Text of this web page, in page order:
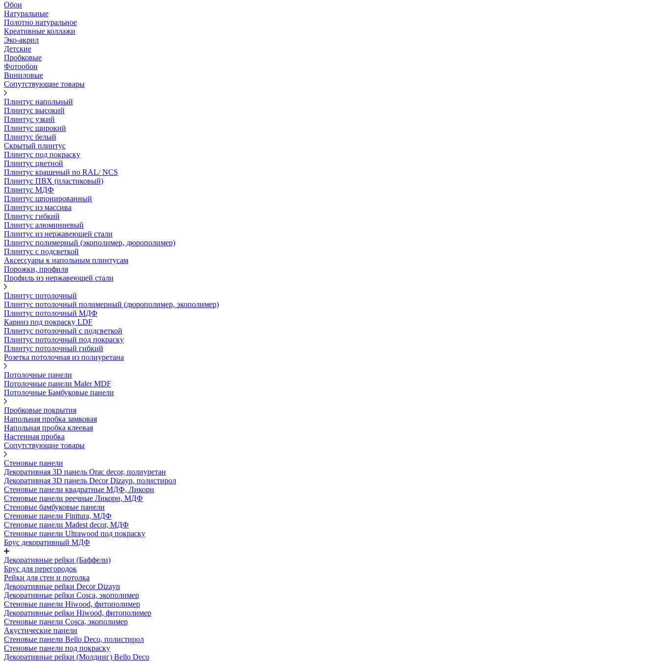
Обои
Натуральные
Полотно натуральное
Креативные коллажи
Эко-акрил
Детские
Пробковые
Фотообои
Виниловые
Сопутствующие товары
Плинтус напольный
Плинтус высокий
Плинтус узкий
Плинтус широкий
Плинтус белый
Скрытый плинтус
Плинтус под покраску
Плинтус цветной
Плинтус крашеный по RAL/ NCS
Плинтус ПВХ (пластиковый)
Плинтус МДФ
Плинтус шпонированный
Плинтус из массива
Плинтус гибкий
Плинтус алюминиевый
Плинтус из нержавеющей стали
Плинтус полимерный (экополимер, дюрополимер)
Плинтус с подсветкой
Аксессуары к напольным плинтусам
Порожки, профиля
Профиль из нержавеющей стали
Плинтус потолочный
Плинтус потолочный полимерный (дюрополимер, экополимер)
Плинтус потолочный МДФ
Карниз под покраску LDF
Плинтус потолочный с подсветкой
Плинтус потолочный под покраску
Плинтус потолочный гибкий
Розетка потолочная из полиуретана
Потолочные панели
Потолочные панели Maler MDF
Потолочные Бамбуковые панели
Пробковые покрытия
Напольная пробка замковая
Напольная пробка клеевая
Настенная пробка
Сопутствующие товары
Стеновые панели
Декоративная 3D панель Orac decor, полиуретан
Декоративная 3D панель Decor Dizayn, полистирол
Стеновые панели квадратные МДФ, Ликорн
Стеновые панели реечные Ликорн, МДФ
Стеновые бамбуковые панели
Стеновые панели Finitura, МДФ
Стеновые панели Madest decor, МДФ
Стеновые панели Ultrawood под покраску
Брус декоративный МДФ
Декоративные рейки (Баффели)
Брус для перегородок
Рейки для стен и потолка
Декоративные рейки Decor Dizayn
Декоративные рейки Cosca, экополимер
Стеновые панели Hiwood, фитополимер
Декоративные рейки Hiwood, фитополимер
Стеновые панели Cosca, экополимер
Акустические панели
Стеновые панели Bello Deco, полистирол
Стеновые панели под покраску
Декоративные рейки (Молдинг) Bello Deco